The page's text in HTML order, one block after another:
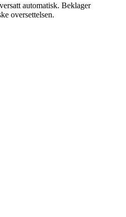
automatisk. Beklager
oversettelsen.